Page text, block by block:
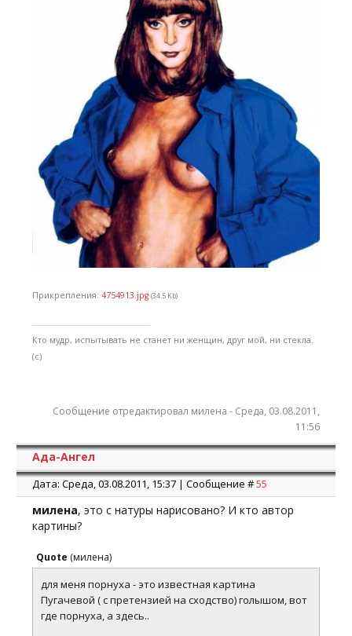
Прикрепления: 4754913.jpg (34.5 Kb)
Кто мудр, испытывать не станет ни женщин, друг мой, ни стекла.
(с)
Сообщение отредактировал милена - Среда, 03.08.2011,
11:56
Ада-Ангел
Дата: Среда, 03.08.2011, 15:37 | Сообщение #55
милена, это с натуры нарисовано? И кто автор
картины?
Quote (милена)
для меня порнуха - это известная картина
Пугачевой ( с претензией на сходство) голышом, вот
где порнуха, а здесь..